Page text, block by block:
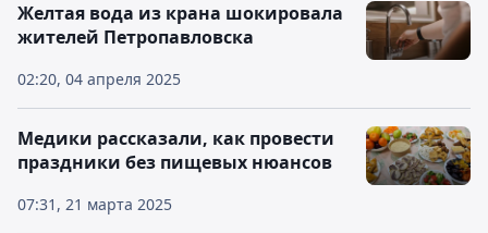
02:20, 04 апреля 2025
Желтая вода из крана шокировала
жителей Петропавловска
07:31, 21 марта 2025
Медики рассказали, как провести
праздники без пищевых нюансов